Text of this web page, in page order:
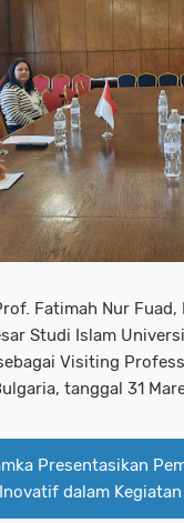
Fatimah Nur Fuad,
Studi Islam
Visiting
tanggal 31
Presentasikan
dalam